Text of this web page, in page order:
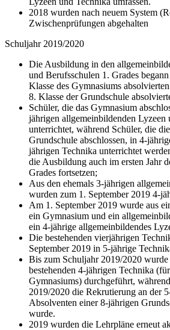
2018 wurden nach neuem System
Zwischenprüfungen abgehalten
Schuljahr 2019/2020
Die Ausbildung in den
und Berufsschulen 1. Grades
Klasse des Gymnasiums
8. Klasse der Grundschule
Schüler, die das Gymnasium
jährigen allgemeinbildenden Lyzeen
unterrichtet, während Schüler, die
Grundschule abschlossen, in 4-
jährigen Technika unterrichtet
die Ausbildung auch im ersten Jahr
Grades fortsetzen;
Aus den ehemals 3-jährigen
wurden zum 1. September 2019 4-
Am 1. September 2019 wurde aus
ein Gymnasium und ein
ein 4-jährige allgemeinbildendes
Die bestehenden vierjährigen
September 2019 in 5-jährige
Bis zum Schuljahr 2019/2020
bestehenden 4-jährigen Technika
Gymnasiums) durchgeführt,
2019/2020 die Rekrutierung an der
Absolventen einer 8-jährigen
wurde.
2019 wurden die Lehrpläne erneut